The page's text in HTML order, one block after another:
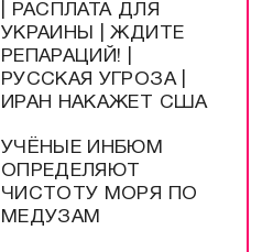
| РАСПЛАТА ДЛЯ
УКРАИНЫ | ЖДИТЕ
РЕПАРАЦИЙ! |
РУССКАЯ УГРОЗА |
ИРАН НАКАЖЕТ США
УЧЁНЫЕ ИНБЮМ
ОПРЕДЕЛЯЮТ
ЧИСТОТУ МОРЯ ПО
МЕДУЗАМ